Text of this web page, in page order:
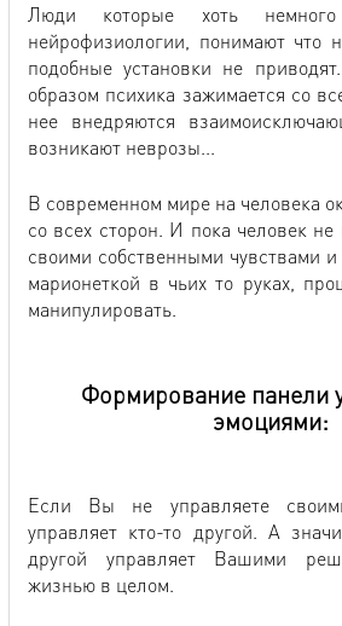
Люди которые хоть
нейрофизиологии, понимают что
подобные установки не
образом психика зажимается со
нее внедряются
возникают неврозы...
В современном мире на человека
со всех сторон. И пока человек не
своими собственными чувствами
марионеткой в чьих то руках,
манипулировать.
Формирование панели
эмоциями:
Если Вы не управляете
управляет кто-то другой. А
другой управляет Вашими
жизнью в целом.